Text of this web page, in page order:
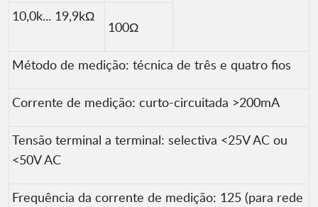
10,0k... 19,9kΩ
100Ω
Método de medição: técnica de três e quatro fios
Corrente de medição: curto-circuitada >200mA
Tensão terminal a terminal: selectiva <25V AC ou
<50V AC
Frequência da corrente de medição: 125 (para rede